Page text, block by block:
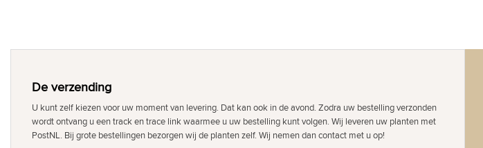
De verzending
U kunt zelf kiezen voor uw moment van levering. Dat kan ook in de avond. Zodra uw bestelling verzonden
wordt ontvang u een track en trace link waarmee u uw bestelling kunt volgen. Wij leveren uw planten met
PostNL. Bij grote bestellingen bezorgen wij de planten zelf. Wij nemen dan contact met u op!